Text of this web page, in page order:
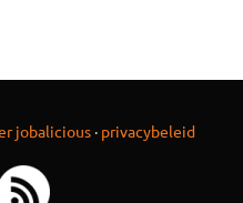
jobalicious · privacybeleid